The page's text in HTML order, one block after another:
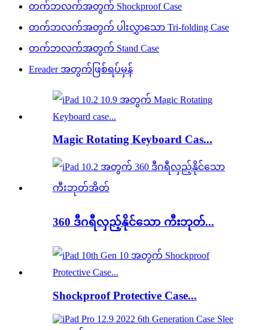
တက်ဘလက်အတွက် Shockproof Case
တက်ဘလက်အတွက် ပါးလွှာသော Tri-folding Case
တက်ဘလက်အတွက် Stand Case
Ereader အတွက်ဖြစ်ရပ်မှန်
Magic Rotating Keyboard Cas...
360 ဒီဂရီလှည့်နိုင်သော ကီးဘုတ်...
Shockproof Protective Case...